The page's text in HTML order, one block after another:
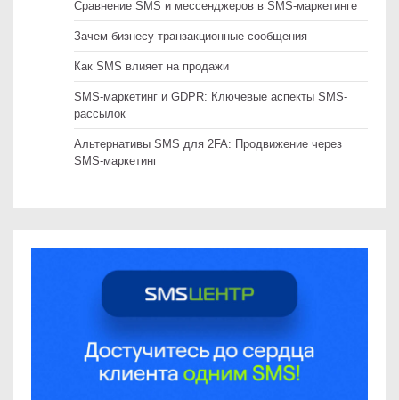
Сравнение SMS и мессенджеров в SMS-маркетинге
Зачем бизнесу транзакционные сообщения
Как SMS влияет на продажи
SMS-маркетинг и GDPR: Ключевые аспекты SMS-
рассылок
Альтернативы SMS для 2FA: Продвижение через
SMS-маркетинг